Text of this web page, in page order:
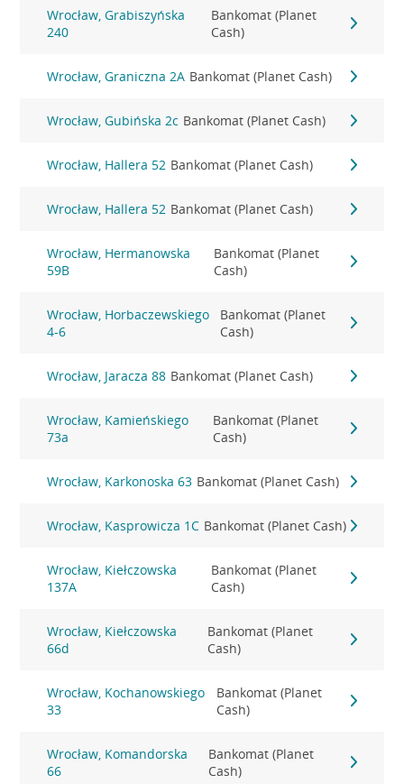
Wrocław, Grabiszyńska
240
Bankomat (Planet
Cash)
Wrocław, Graniczna 2A Bankomat (Planet Cash)
Wrocław, Gubińska 2c Bankomat (Planet Cash)
Wrocław, Hallera 52 Bankomat (Planet Cash)
Wrocław, Hallera 52 Bankomat (Planet Cash)
Wrocław, Hermanowska
59B
Bankomat (Planet
Cash)
Wrocław, Horbaczewskiego
4-6
Bankomat (Planet
Cash)
Wrocław, Jaracza 88 Bankomat (Planet Cash)
Wrocław, Kamieńskiego
73a
Bankomat (Planet
Cash)
Wrocław, Karkonoska 63 Bankomat (Planet Cash)
Wrocław, Kasprowicza 1C Bankomat (Planet Cash)
Wrocław, Kiełczowska
137A
Bankomat (Planet
Cash)
Wrocław, Kiełczowska
66d
Bankomat (Planet
Cash)
Wrocław, Kochanowskiego
33
Bankomat (Planet
Cash)
Wrocław, Komandorska
66
Bankomat (Planet
Cash)